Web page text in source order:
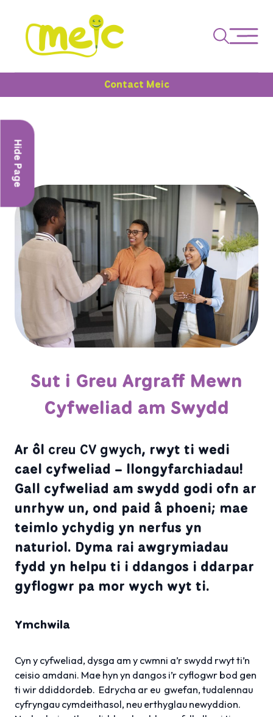
Contact Meic
Hide Page
Sut i Greu Argraff Mewn
Cyfweliad am Swydd
Ar ôl creu CV gwych, rwyt ti wedi
cael cyfweliad – llongyfarchiadau!
Gall cyfweliad am swydd godi ofn ar
unrhyw un, ond paid â phoeni; mae
teimlo ychydig yn nerfus yn
naturiol. Dyma rai awgrymiadau
fydd yn helpu ti i ddangos i ddarpar
gyflogwr pa mor wych wyt ti.
Ymchwila
Cyn y cyfweliad, dysga am y cwmni a’r swydd rwyt ti’n
ceisio amdani. Mae hyn yn dangos i’r cyflogwr bod gen
ti wir ddiddordeb. Edrycha ar eu gwefan, tudalennau
cyfryngau cymdeithasol, neu erthyglau newyddion.